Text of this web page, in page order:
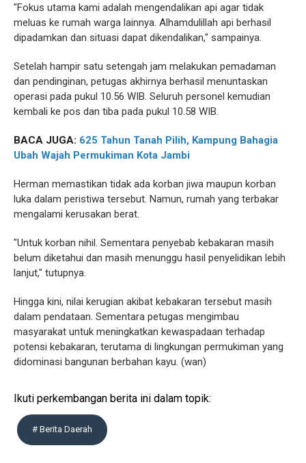
"Fokus utama kami adalah mengendalikan api agar tidak
meluas ke rumah warga lainnya. Alhamdulillah api berhasil
dipadamkan dan situasi dapat dikendalikan," sampainya.
Setelah hampir satu setengah jam melakukan pemadaman
dan pendinginan, petugas akhirnya berhasil menuntaskan
operasi pada pukul 10.56 WIB. Seluruh personel kemudian
kembali ke pos dan tiba pada pukul 10.58 WIB.
BACA JUGA: 625 Tahun Tanah Pilih, Kampung Bahagia
Ubah Wajah Permukiman Kota Jambi
Herman memastikan tidak ada korban jiwa maupun korban
luka dalam peristiwa tersebut. Namun, rumah yang terbakar
mengalami kerusakan berat.
"Untuk korban nihil. Sementara penyebab kebakaran masih
belum diketahui dan masih menunggu hasil penyelidikan lebih
lanjut," tutupnya.
Hingga kini, nilai kerugian akibat kebakaran tersebut masih
dalam pendataan. Sementara petugas mengimbau
masyarakat untuk meningkatkan kewaspadaan terhadap
potensi kebakaran, terutama di lingkungan permukiman yang
didominasi bangunan berbahan kayu. (wan)
Ikuti perkembangan berita ini dalam topik:
# Berita Daerah